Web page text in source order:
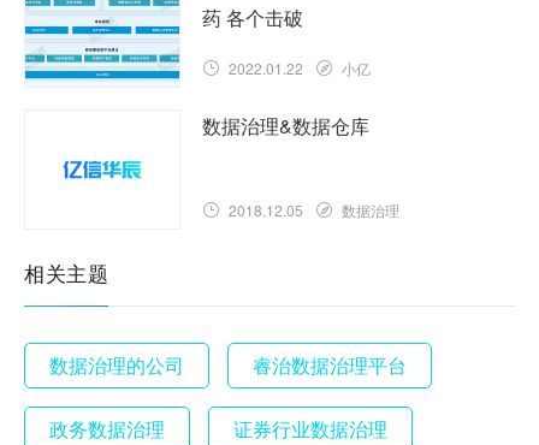
药 各个击破
2022.01.22 小亿
数据治理&数据仓库
2018.12.05 数据治理
相关主题
数据治理的公司 睿治数据治理平台
政务数据治理 证券行业数据治理